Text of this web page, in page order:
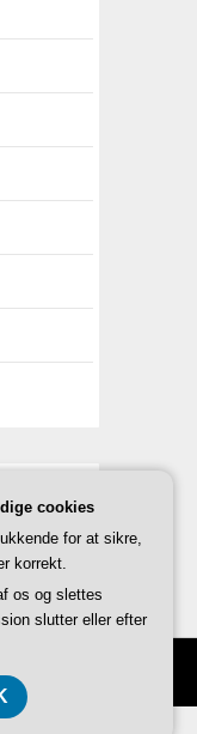
cookies
for at sikre,
korrekt.
os og slettes
slutter eller efter